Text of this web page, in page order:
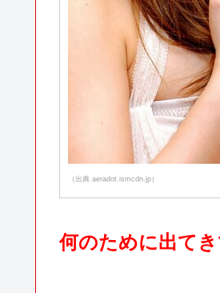
（出典 aeradot.ismcdn.jp）
何のために出て